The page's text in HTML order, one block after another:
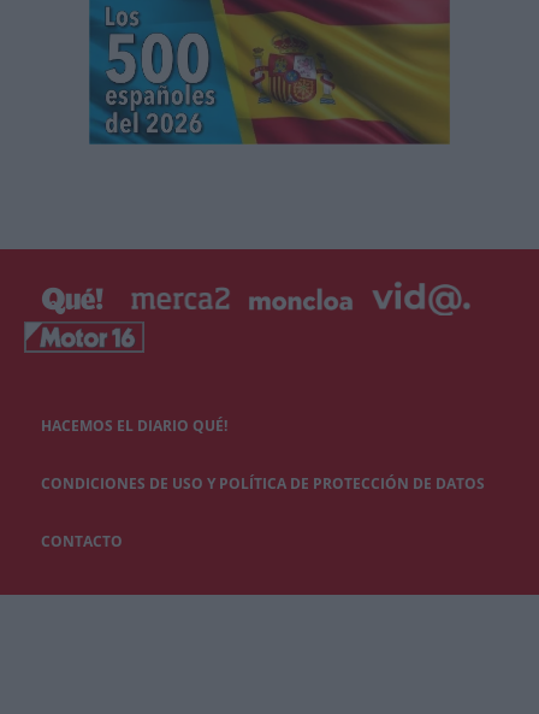
HACEMOS EL DIARIO QUÉ!
CONDICIONES DE USO Y POLÍTICA DE PROTECCIÓN DE DATOS
CONTACTO